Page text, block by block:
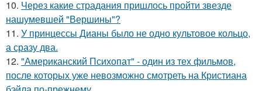
10. Через какие страдания пришлось пройти звезде
нашумевшей "Вершины"?
11. У принцессы Дианы было не одно культовое кольцо,
а сразу два.
12. "Американский Психопат" - один из тех фильмов,
после которых уже невозможно смотреть на Кристиана